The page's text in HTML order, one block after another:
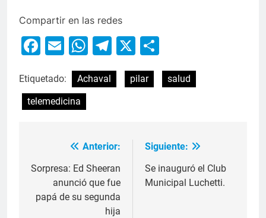
Compartir en las redes
Facebook
EmailWhatsApp
Telegram
X
Etiquetado: Achaval pilar
salud
telemedicina
Anterior:
Sorpresa: Ed Sheeran
anunció que fue
papá de su segunda
hija
Siguiente:
Se inauguró el Club
Municipal Luchetti.